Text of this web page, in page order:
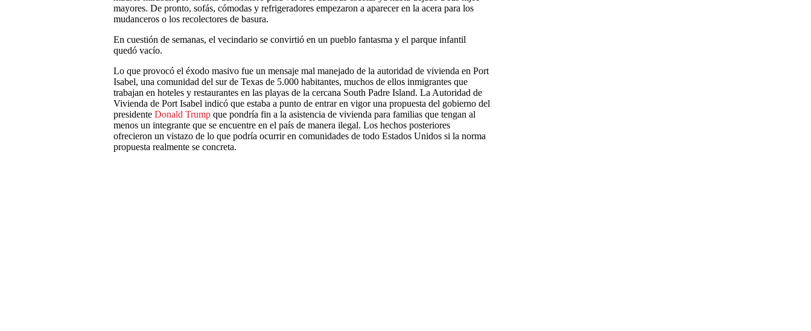
mayores. De pronto, sofás, cómodas y refrigeradores empezaron a aparecer en la acera para los
mudanceros o los recolectores de basura.
En cuestión de semanas, el vecindario se convirtió en un pueblo fantasma y el parque infantil
quedó vacío.
Lo que provocó el éxodo masivo fue un mensaje mal manejado de la autoridad de vivienda en Port
Isabel, una comunidad del sur de Texas de 5.000 habitantes, muchos de ellos inmigrantes que
trabajan en hoteles y restaurantes en las playas de la cercana South Padre Island. La Autoridad de
Vivienda de Port Isabel indicó que estaba a punto de entrar en vigor una propuesta del gobierno del
presidente Donald Trump que pondría fin a la asistencia de vivienda para familias que tengan al
menos un integrante que se encuentre en el país de manera ilegal. Los hechos posteriores
ofrecieron un vistazo de lo que podría ocurrir en comunidades de todo Estados Unidos si la norma
propuesta realmente se concreta.